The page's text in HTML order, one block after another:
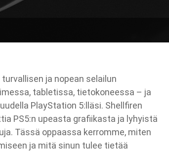
ja nopean selailun
tabletissa, tietokoneessa – ja
PlayStation 5:lläsi. Shellfiren
PS5:n upeasta grafiikasta ja lyhyistä
Tässä oppaassa kerromme, miten
ja mitä sinun tulee tietää